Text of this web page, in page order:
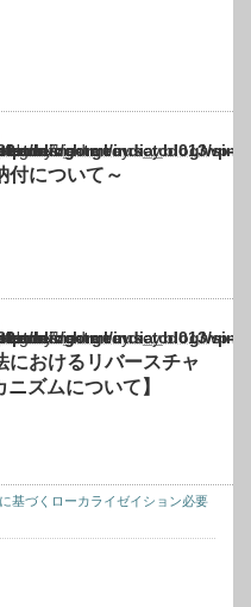
"show_category" in
public_html/india_blog/wp-content/themes/
付について～
"show_category" in
public_html/india_blog/wp-content/themes/
におけるリバースチャ
ニズムについて】
基づくローカライゼイション必要